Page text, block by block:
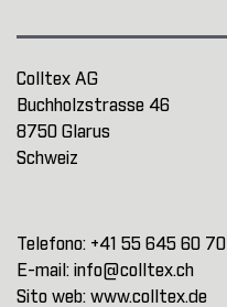
Colltex AG
Buchholzstrasse 46
8750 Glarus
Schweiz
Telefono: +41 55 645 60 70
E-mail: info@colltex.ch
Sito web: www.colltex.de